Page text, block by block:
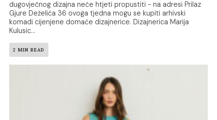
dugovječnog dizajna neće htjeti propustiti - na adresi Prilaz
Gjure Deželića 36 ovoga tjedna mogu se kupiti arhivski
komadi cijenjene domaće dizajnerice. Dizajnerica Marija
Kulusic...
2 MIN READ